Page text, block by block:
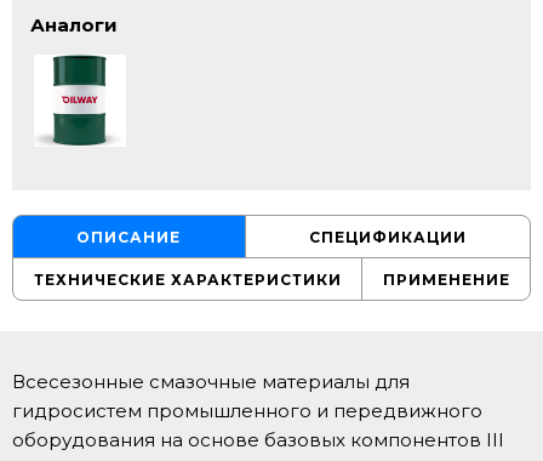
Аналоги
ОПИСАНИЕ СПЕЦИФИКАЦИИ
ТЕХНИЧЕСКИЕ ХАРАКТЕРИСТИКИ ПРИМЕНЕНИЕ
Всесезонные смазочные материалы для
гидросистем промышленного и передвижного
оборудования на основе базовых компонентов III